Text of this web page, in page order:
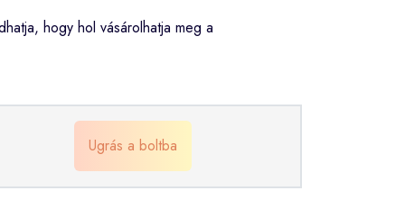
hogy hol vásárolhatja meg a
Ugrás a boltba